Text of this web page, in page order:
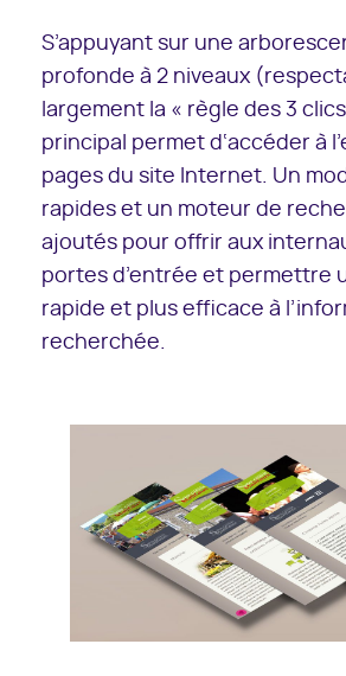
S’appuyant sur une
profonde à 2 niveaux
largement la « règle des 3
principal permet d‘accéder à
pages du site Internet. Un
rapides et un moteur de
ajoutés pour offrir aux
portes d’entrée et permettre
rapide et plus efficace à
recherchée.